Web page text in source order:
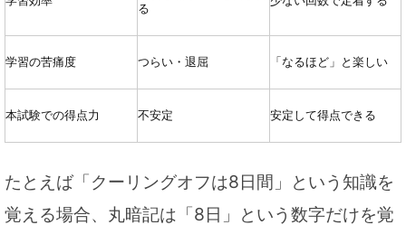
る
学習の苦痛度 つらい・退屈 「なるほど」と楽しい
本試験での得点力 不安定 安定して得点できる
たとえば「クーリングオフは8日間」という知識を
覚える場合、丸暗記は「8日」という数字だけを覚